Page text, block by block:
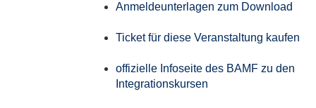
Anmeldeunterlagen zum Download
Ticket für diese Veranstaltung kaufen
offizielle Infoseite des BAMF zu den
Integrationskursen